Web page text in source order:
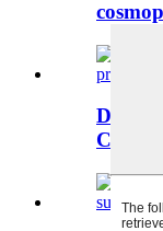
Dalle